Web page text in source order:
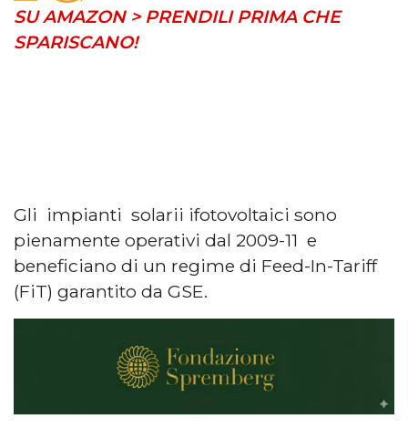
SU AMAZON > PRENDILI PRIMA CHE
SPARISCANO!
Gli impianti solarii ifotovoltaici sono
pienamente operativi dal 2009-11 e
beneficiano di un regime di Feed-In-Tariff
(FiT) garantito da GSE.